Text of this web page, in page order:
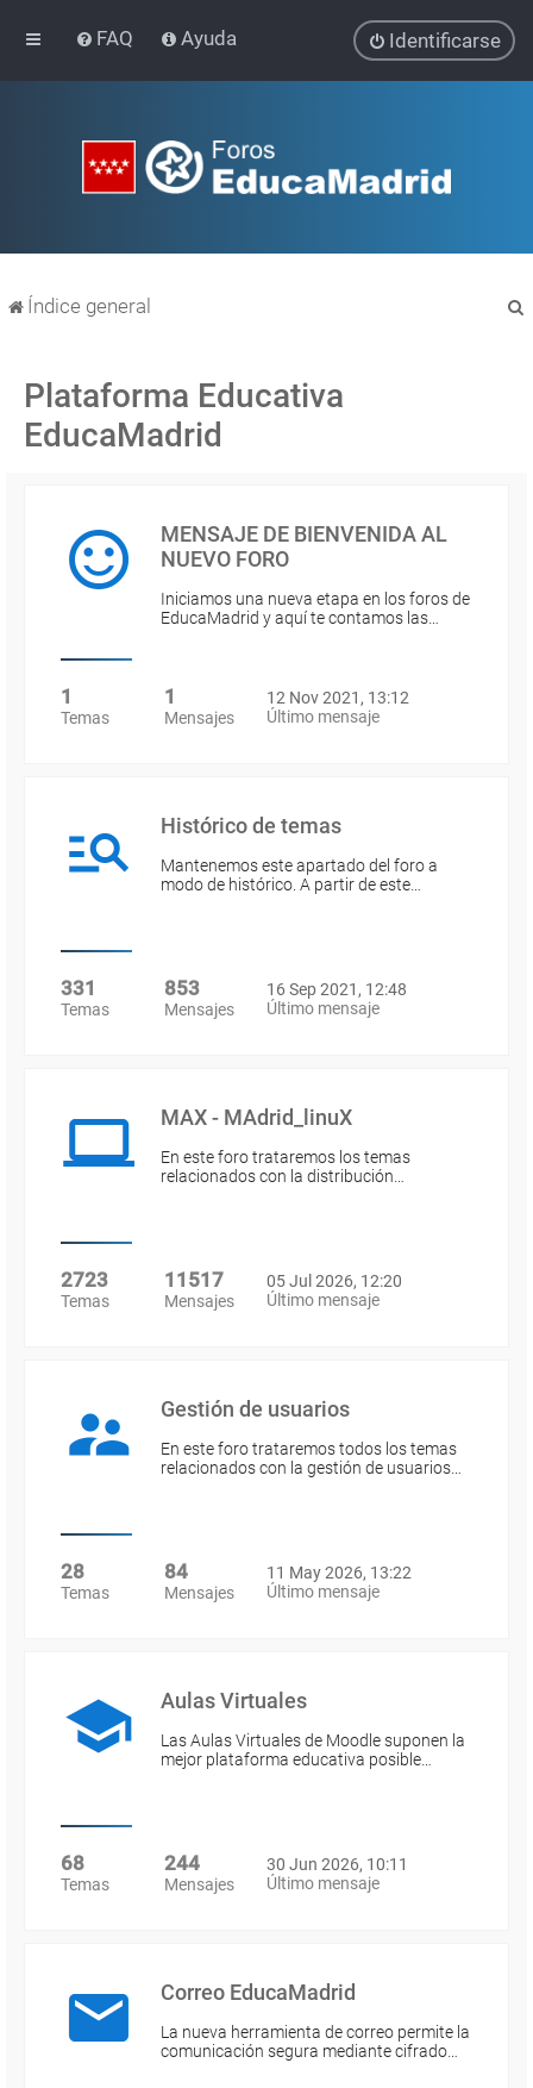
FAQ Ayuda Identificarse
Índice general
Plataforma Educativa
EducaMadrid
MENSAJE DE BIENVENIDA AL
NUEVO FORO
Iniciamos una nueva etapa en los foros de
EducaMadrid y aquí te contamos las…
1
Temas
1
Mensajes
12 Nov 2021, 13:12
Último mensaje
Histórico de temas
Mantenemos este apartado del foro a
modo de histórico. A partir de este…
331
Temas
853
Mensajes
16 Sep 2021, 12:48
Último mensaje
MAX - MAdrid_linuX
En este foro trataremos los temas
relacionados con la distribución…
2723
Temas
11517
Mensajes
05 Jul 2026, 12:20
Último mensaje
Gestión de usuarios
En este foro trataremos todos los temas
relacionados con la gestión de usuarios…
28
Temas
84
Mensajes
11 May 2026, 13:22
Último mensaje
Aulas Virtuales
Las Aulas Virtuales de Moodle suponen la
mejor plataforma educativa posible…
68
Temas
244
Mensajes
30 Jun 2026, 10:11
Último mensaje
Correo EducaMadrid
La nueva herramienta de correo permite la
comunicación segura mediante cifrado…